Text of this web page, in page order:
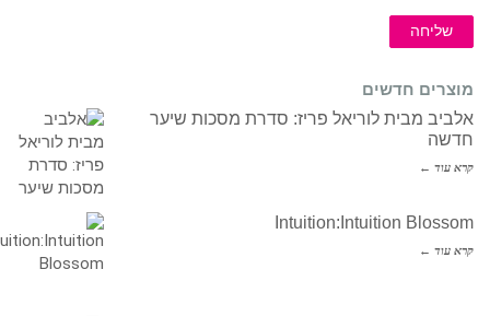
שליחה
מוצרים חדשים
אלביב מבית לוריאל פריז: סדרת מסכות שיער
חדשה
קרא עוד ←
Intuition:Intuition Blossom
קרא עוד ←